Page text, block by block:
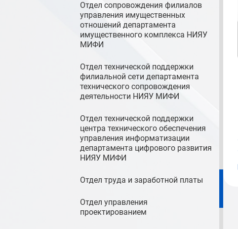
Отдел сопровождения филиалов
управления имущественных
отношений департамента
имущественного комплекса НИЯУ
МИФИ
Отдел технической поддержки
филиальной сети департамента
технического сопровождения
деятельности НИЯУ МИФИ
Отдел технической поддержки
центра технического обеспечения
управления информатизации
департамента цифрового развития
НИЯУ МИФИ
Отдел труда и заработной платы
Отдел управления
проектированием